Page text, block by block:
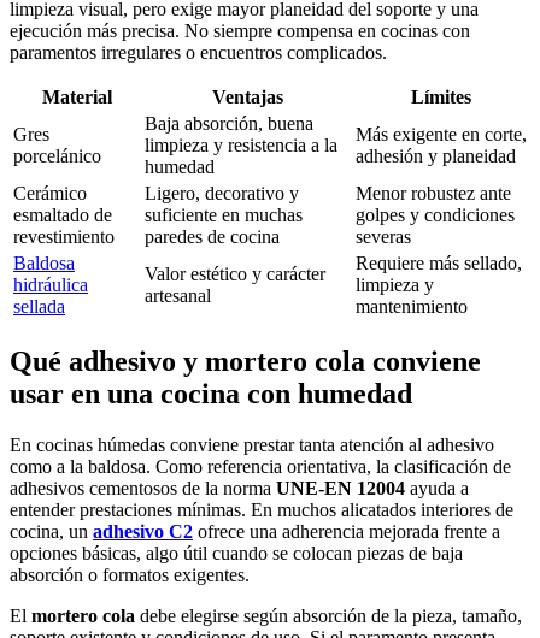
limpieza visual, pero exige mayor planeidad del soporte y una
ejecución más precisa. No siempre compensa en cocinas con
paramentos irregulares o encuentros complicados.
Material Ventajas
Límites
Gres
porcelánico
Baja absorción, buena
limpieza y resistencia a la
humedad
Más exigente en corte,
adhesión y planeidad
Cerámico
esmaltado de
revestimiento
Ligero, decorativo y
suficiente en muchas
paredes de cocina
Menor robustez ante
golpes y condiciones
severas
Baldosa
hidráulica
sellada
Valor estético y carácter
artesanal
Requiere más sellado,
limpieza y
mantenimiento
Qué adhesivo y mortero cola conviene
usar en una cocina con humedad
En cocinas húmedas conviene prestar tanta atención al adhesivo
como a la baldosa. Como referencia orientativa, la clasificación de
adhesivos cementosos de la norma UNE-EN 12004 ayuda a
entender prestaciones mínimas. En muchos alicatados interiores de
cocina, un adhesivo C2 ofrece una adherencia mejorada frente a
opciones básicas, algo útil cuando se colocan piezas de baja
absorción o formatos exigentes.
El mortero cola debe elegirse según absorción de la pieza, tamaño,